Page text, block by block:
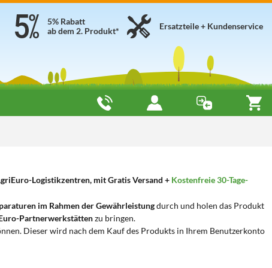
Ersatzteile + Kundenservice
5% Rabatt
ab dem 2. Produkt*
Logistikzentren, mit Gratis Versand + Kostenfreie 30-Tage-
im Rahmen der Gewährleistungdurch und holen das Produkt
Partnerwerkstättenzu bringen.
Dieser wird nach dem Kauf des Produkts in Ihrem Benutzerkonto